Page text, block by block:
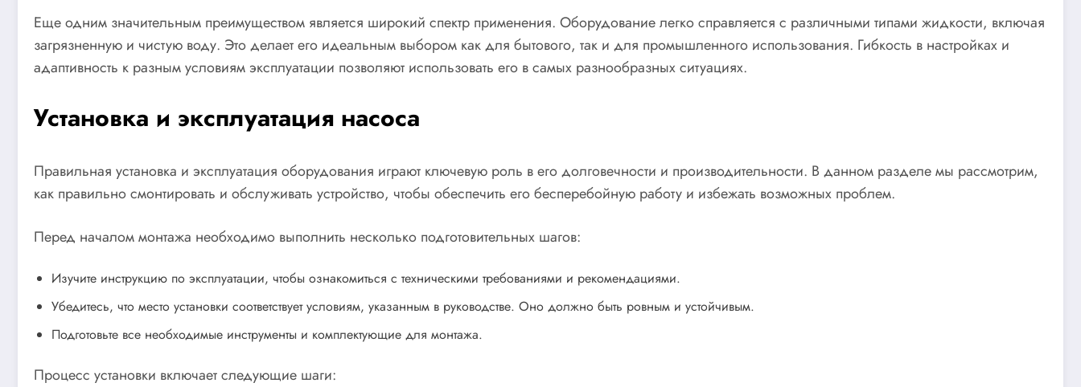
Еще одним значительным преимуществом является широкий спектр применения. Оборудование легко справляется с различными типами жидкости, включая
загрязненную и чистую воду. Это делает его идеальным выбором как для бытового, так и для промышленного использования. Гибкость в настройках и
адаптивность к разным условиям эксплуатации позволяют использовать его в самых разнообразных ситуациях.
Установка и эксплуатация насоса
Правильная установка и эксплуатация оборудования играют ключевую роль в его долговечности и производительности. В данном разделе мы рассмотрим,
как правильно смонтировать и обслуживать устройство, чтобы обеспечить его бесперебойную работу и избежать возможных проблем.
Перед началом монтажа необходимо выполнить несколько подготовительных шагов:
Изучите инструкцию по эксплуатации, чтобы ознакомиться с техническими требованиями и рекомендациями.
Убедитесь, что место установки соответствует условиям, указанным в руководстве. Оно должно быть ровным и устойчивым.
Подготовьте все необходимые инструменты и комплектующие для монтажа.
Процесс установки включает следующие шаги: